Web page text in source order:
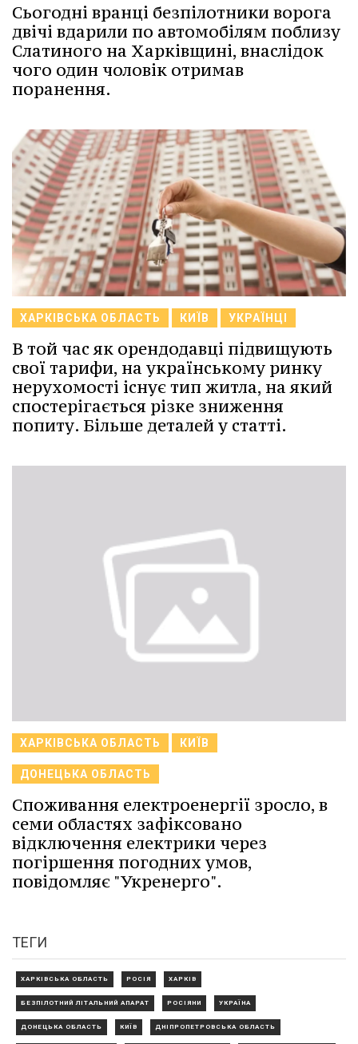
Сьогодні вранці безпілотники ворога
двічі вдарили по автомобілям поблизу
Слатиного на Харківщині, внаслідок
чого один чоловік отримав
поранення.
ХАРКІВСЬКА ОБЛАСТЬ КИЇВ УКРАЇНЦІ
В той час як орендодавці підвищують
свої тарифи, на українському ринку
нерухомості існує тип житла, на який
спостерігається різке зниження
попиту. Більше деталей у статті.
ХАРКІВСЬКА ОБЛАСТЬ КИЇВ
ДОНЕЦЬКА ОБЛАСТЬ
Споживання електроенергії зросло, в
семи областях зафіксовано
відключення електрики через
погіршення погодних умов,
повідомляє "Укренерго".
ТЕГИ
ХАРКІВСЬКА ОБЛАСТЬ РОСІЯ ХАРКІВ
БЕЗПІЛОТНИЙ ЛІТАЛЬНИЙ АПАРАТ РОСІЯНИ УКРАЇНА
ДОНЕЦЬКА ОБЛАСТЬ КИЇВ ДНІПРОПЕТРОВСЬКА ОБЛАСТЬ